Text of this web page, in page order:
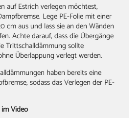
auf Estrich verlegen möchtest,
Lege PE-Folie mit einer
cm aus und lass sie an den Wänden
Achte darauf, dass die Übergänge
Trittschalldämmung sollte
Überlappung verlegt werden.
haben bereits eine
sodass das Verlegen der PE-
Video